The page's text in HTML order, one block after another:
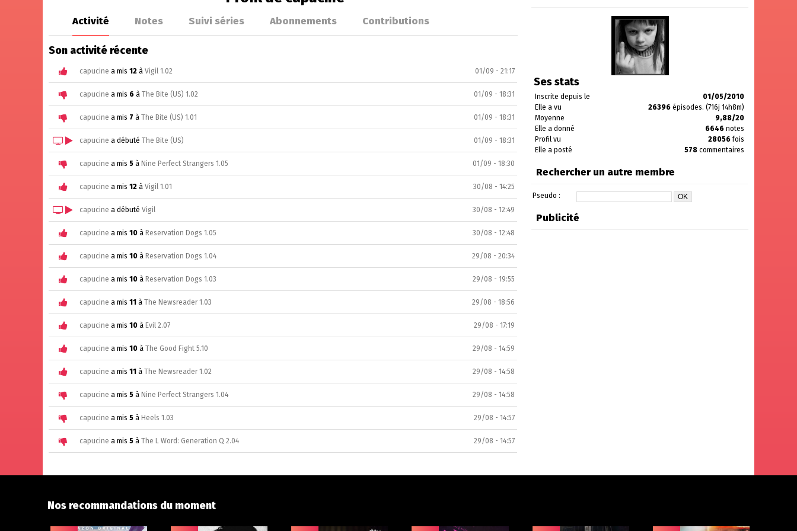
Activité Notes Suivi séries Abonnements Contributions
Son activité récente
capucine a mis 12 à Vigil 1.02 01/09 - 21:17
capucine a mis 6 à The Bite (US) 1.02 01/09 - 18:31
capucine a mis 7 à The Bite (US) 1.01 01/09 - 18:31
capucine a débuté The Bite (US) 01/09 - 18:31
capucine a mis 5 à Nine Perfect Strangers 1.05 01/09 - 18:30
capucine a mis 12 à Vigil 1.01 30/08 - 14:25
capucine a débuté Vigil 30/08 - 12:49
capucine a mis 10 à Reservation Dogs 1.05 30/08 - 12:48
capucine a mis 10 à Reservation Dogs 1.04 29/08 - 20:34
capucine a mis 10 à Reservation Dogs 1.03 29/08 - 19:55
capucine a mis 11 à The Newsreader 1.03 29/08 - 18:56
capucine a mis 10 à Evil 2.07 29/08 - 17:19
capucine a mis 10 à The Good Fight 5.10 29/08 - 14:59
capucine a mis 11 à The Newsreader 1.02 29/08 - 14:58
capucine a mis 5 à Nine Perfect Strangers 1.04 29/08 - 14:58
capucine a mis 5 à Heels 1.03 29/08 - 14:57
capucine a mis 5 à The L Word: Generation Q 2.04 29/08 - 14:57
Ses stats
Inscrite depuis le
01/05/2010
Elle a vu
26396 épisodes. (716j 14h8m)
Moyenne
9,88/20
Elle a donné
6646 notes
Profil vu
28056fois
Elle a posté
578 commentaires
Rechercher un autre membre
Pseudo :
Publicité
Nos recommandations du moment